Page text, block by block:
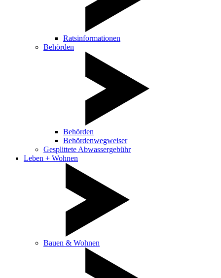
Ratsinformationen
Behörden
Behörden
Behördenwegweiser
Gesplittete Abwassergebühr
Leben + Wohnen
Bauen & Wohnen